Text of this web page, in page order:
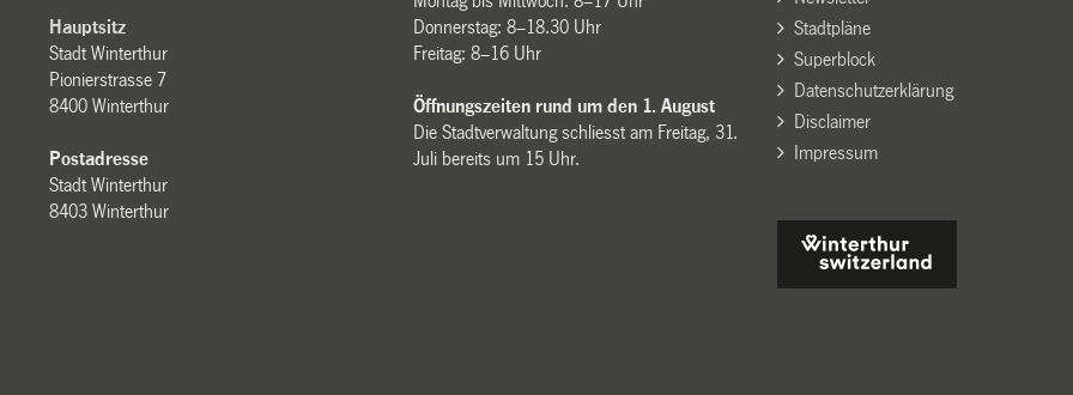
Hauptsitz
Stadt Winterthur
Pionierstrasse 7
8400 Winterthur
Postadresse
Stadt Winterthur
8403 Winterthur
Donnerstag: 8–18.30 Uhr
Freitag: 8–16 Uhr
Öffnungszeiten rund um den 1. August
Die Stadtverwaltung schliesst am Freitag, 31.
Juli bereits um 15 Uhr.
Stadtpläne
Superblock
Datenschutzerklärung
Disclaimer
Impressum